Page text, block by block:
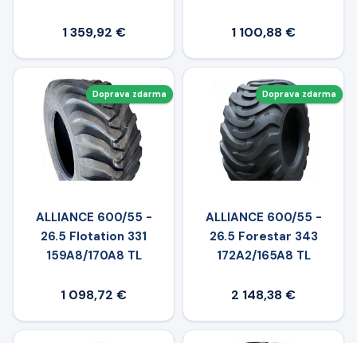
1 359,92 € 1 100,88 €
Doprava zdarma
ALLIANCE 600/55 -
26.5 Flotation 331
159A8/170A8 TL
1 098,72 €
Doprava zdarma
ALLIANCE 600/55 -
26.5 Forestar 343
172A2/165A8 TL
2 148,38 €